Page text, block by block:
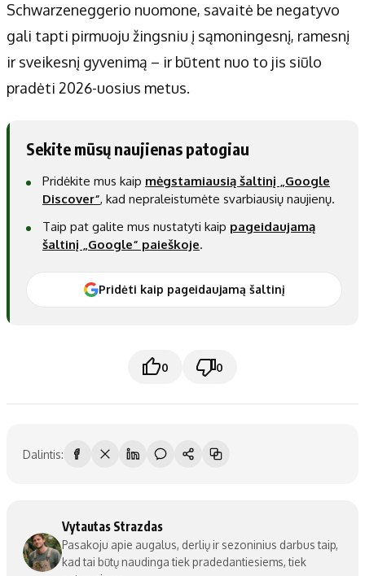
Schwarzeneggerio nuomone, savaitė be negatyvo
gali tapti pirmuoju žingsniu į sąmoningesnį, ramesnį
ir sveikesnį gyvenimą – ir būtent nuo to jis siūlo
pradėti 2026-uosius metus.
Sekite mūsų naujienas patogiau
Pridėkite mus kaip mėgstamiausią šaltinį „Google
Discover“, kad nepraleistumėte svarbiausių naujienų.
Taip pat galite mus nustatyti kaip pageidaujamą
šaltinį „Google“ paieškoje.
Pridėti kaip pageidaujamą šaltinį
0 0
Dalintis:
Vytautas Strazdas
Pasakoju apie augalus, derlių ir sezoninius darbus taip,
kad tai būtų naudinga tiek pradedantiesiems, tiek